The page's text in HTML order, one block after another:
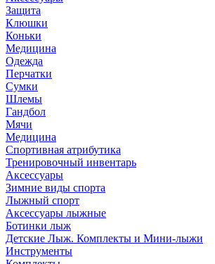
Защита
Клюшки
Коньки
Медицина
Одежда
Перчатки
Сумки
Шлемы
Гандбол
Мячи
Медицина
Спортивная атрибутика
Тренировочный инвентарь
Аксессуары
Зимние виды спорта
Лыжный спорт
Аксессуары лыжные
Ботинки лыж
Детские Лыж. Комплекты и Мини-лыжи
Инструменты